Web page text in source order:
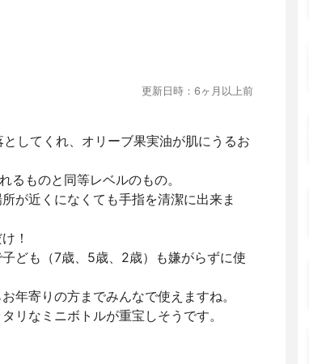
更新日時：6ヶ月以上前
してくれ、オリーブ果実油が肌にうるお
ものと同等レベルのもの。
が近くになくても手指を清潔に出来ま
！
ども（7歳、5歳、2歳）も嫌がらずに使
年寄りの方までみんなで使えますね。
リなミニボトルが重宝しそうです。